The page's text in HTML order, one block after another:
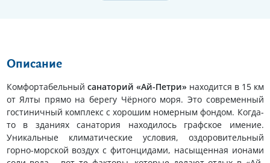
Описание
Комфортабельный санаторий «Ай-Петри» находится в 15 км
от Ялты прямо на берегу Чёрного моря. Это современный
гостиничный комплекс с хорошим номерным фондом. Когда-
то в зданиях санатория находилось графское имение.
Уникальные климатические условия, оздоровительный
горно-морской воздух с фитонцидами, насыщенная ионами